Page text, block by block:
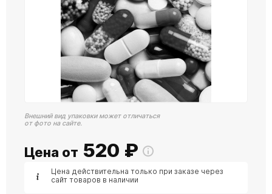
Внешний вид упаковки может отличаться
от фото на сайте.
Цена от 520 ₽
Цена действительна только при заказе через
сайт товаров в наличии